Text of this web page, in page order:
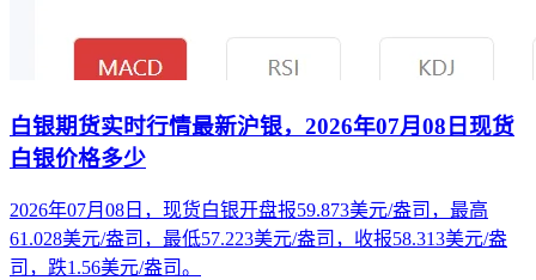
白银期货实时行情最新沪银，2026年07月08日现货
白银价格多少
2026年07月08日，现货白银开盘报59.873美元/盎司，最高
61.028美元/盎司，最低57.223美元/盎司，收报58.313美元/盎
司，跌1.56美元/盎司。